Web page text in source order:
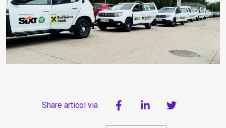
Share articol via